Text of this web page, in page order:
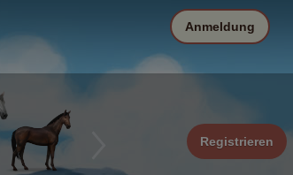
Registrieren
Anmeldung